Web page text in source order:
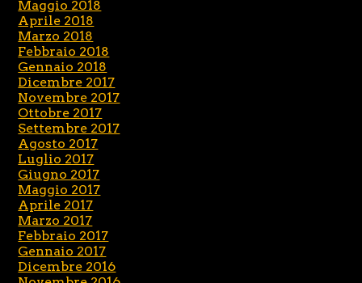
Maggio 2018
Aprile 2018
Marzo 2018
Febbraio 2018
Gennaio 2018
Dicembre 2017
Novembre 2017
Ottobre 2017
Settembre 2017
Agosto 2017
Luglio 2017
Giugno 2017
Maggio 2017
Aprile 2017
Marzo 2017
Febbraio 2017
Gennaio 2017
Dicembre 2016